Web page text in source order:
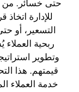
حتى خسائر. من
للإدارة
التسعير، أو
ربحية العملاء
وتطوير
قيمتهم. هذا
خدمة العملاء